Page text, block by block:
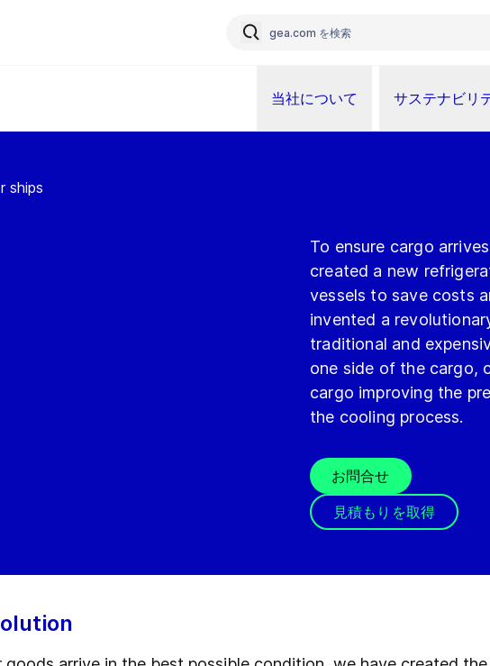
当社について サステナビリ
ships
To ensure cargo
created a new
vessels to save costs
invented a
traditional and
one side of the cargo,
cargo improving the
the cooling process.
お問合せ
見積もりを取得